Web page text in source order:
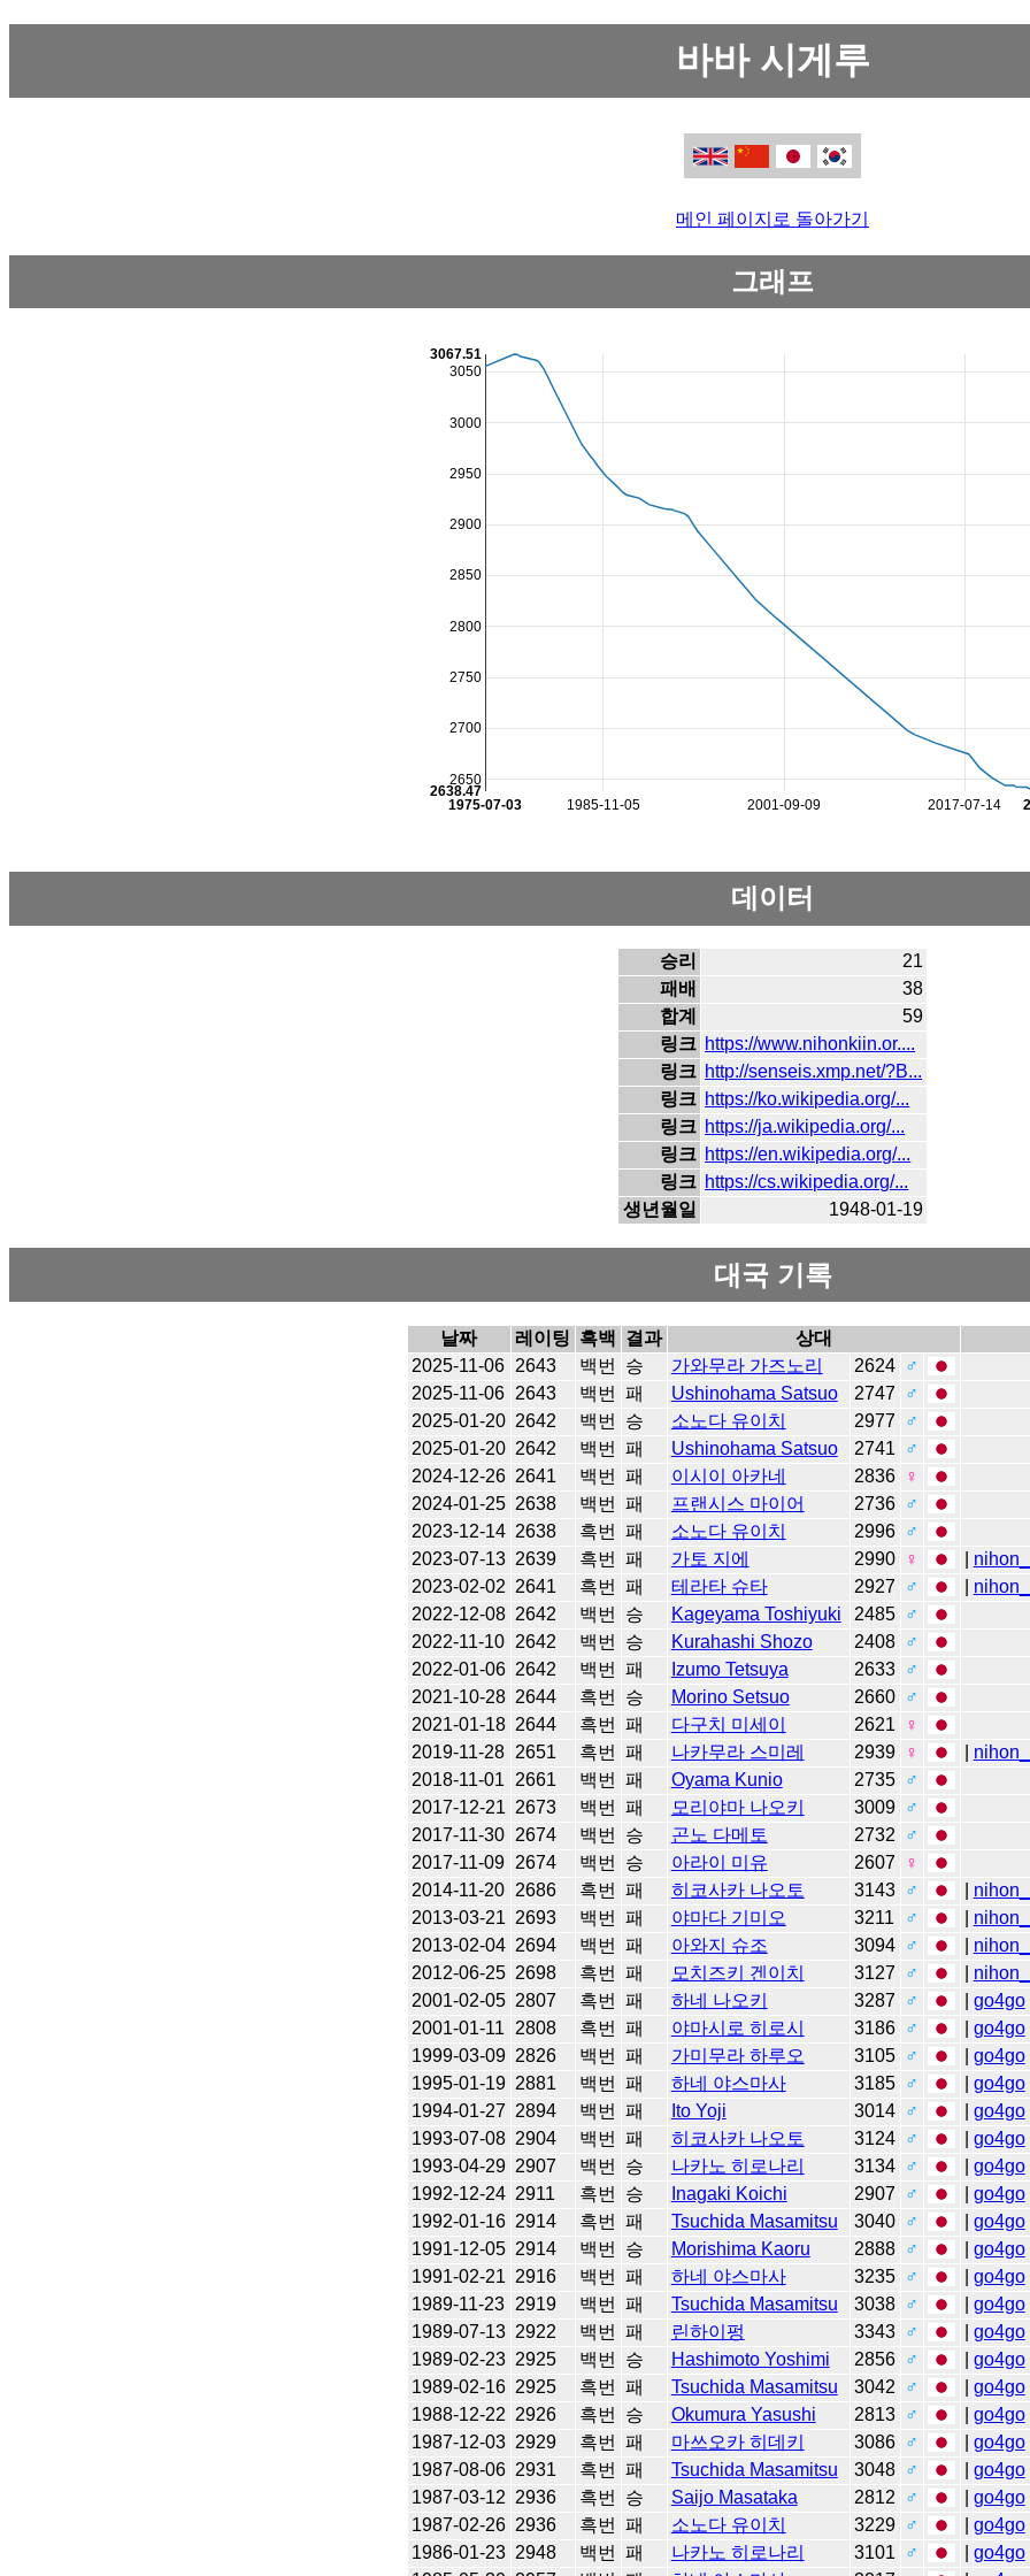
바바 시게루
메인 페이지로 돌아가기
그래프
1985-11-05 2001-09-09 2017-07-14
1975-07-03
2650
2700
2750
2800
2850
2900
2950
3000
3050
2638.47
3067.51
데이터
승리
21
패배
38
합계
59
링크 https://www.nihonkiin.or....
링크 http://senseis.xmp.net/?B...
링크 https://ko.wikipedia.org/...
링크 https://ja.wikipedia.org/...
링크 https://en.wikipedia.org/...
링크 https://cs.wikipedia.org/...
생년월일
1948-01-19
대국 기록
날짜 레이팅 흑백 결과
상대
2025-11-06
2643 백번 승 가와무라 가즈노리 2624
♂
2025-11-06
2643 백번 패 Ushinohama Satsuo 2747
♂
2025-01-20 2642 백번 승 소노다 유이치 2977
♂
2025-01-20 2642 백번 패 Ushinohama Satsuo 2741
♂
2024-12-26 2641 백번 패 이시이 아카네 2836
♀
2024-01-25 2638 백번 패 프랜시스 마이어 2736
♂
2023-12-14 2638 흑번 패 소노다 유이치 2996
♂
2023-07-13 2639 흑번 패 가토 지에 2990 ♀
2023-02-02 2641 흑번 패 테라타 슈타 2927 ♂
2022-12-08 2642 백번 승 Kageyama Toshiyuki 2485
♂
2022-11-10
2642 백번 승 Kurahashi Shozo 2408
♂
2022-01-06 2642 백번 패 Izumo Tetsuya 2633
♂
2021-10-28 2644 흑번 승 Morino Setsuo 2660
♂
2021-01-18 2644 흑번 패 다구치 미세이 2621
♀
2019-11-28
2651 흑번 패 나카무라 스미레 2939 ♀
2018-11-01
2661 백번 패 Oyama Kunio 2735
♂
2017-12-21 2673 백번 패 모리야마 나오키 3009
♂
2017-11-30
2674 백번 승 곤노 다메토 2732
♂
2017-11-09
2674 백번 승 아라이 미유 2607
♀
2014-11-20
2686 흑번 패 히코사카 나오토 3143 ♂
2013-03-21 2693 백번 패 야마다 기미오 3211 ♂
2013-02-04 2694 백번 패 아와지 슈조 3094 ♂
2012-06-25 2698 흑번 패 모치즈키 겐이치 3127 ♂
2001-02-05 2807 흑번 패 하네 나오키 3287 ♂ go4go
2001-01-11
2808 흑번 패 야마시로 히로시 3186 ♂ go4go
1999-03-09 2826 백번 패 가미무라 하루오 3105 ♂ go4go
1995-01-19 2881 백번 패 하네 야스마사 3185 ♂ go4go
1994-01-27 2894 백번 패 Ito Yoji 3014 ♂ go4go
1993-07-08 2904 백번 패 히코사카 나오토 3124 ♂ go4go
1993-04-29 2907 백번 승 나카노 히로나리 3134 ♂ go4go
1992-12-24 2911 흑번 승 Inagaki Koichi 2907 ♂ go4go
1992-01-16 2914 흑번 패 Tsuchida Masamitsu 3040 ♂ go4go
1991-12-05 2914 백번 승 Morishima Kaoru 2888 ♂ go4go
1991-02-21 2916 백번 패 하네 야스마사 3235 ♂ go4go
1989-11-23
2919 백번 패 Tsuchida Masamitsu 3038 ♂ go4go
1989-07-13 2922 백번 패 린하이펑 3343 ♂ go4go
1989-02-23 2925 백번 승 Hashimoto Yoshimi 2856 ♂ go4go
1989-02-16 2925 흑번 패 Tsuchida Masamitsu 3042 ♂ go4go
1988-12-22 2926 흑번 승 Okumura Yasushi 2813 ♂ go4go
1987-12-03 2929 흑번 패 마쓰오카 히데키 3086 ♂ go4go
1987-08-06 2931 흑번 패 Tsuchida Masamitsu 3048 ♂ go4go
1987-03-12 2936 흑번 승 Saijo Masataka 2812 ♂ go4go
1987-02-26 2936 흑번 패 소노다 유이치 3229 ♂ go4go
1986-01-23 2948 백번 패 나카노 히로나리 3101 ♂ go4go